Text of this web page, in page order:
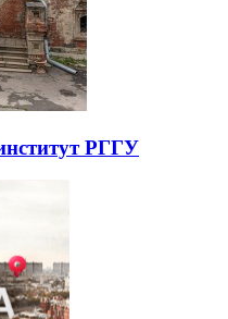
РГГУ